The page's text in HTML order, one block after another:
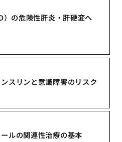
の危険性肝炎・肝硬変へ
スリンと意識障害のリスク
ルの関連性治療の基本